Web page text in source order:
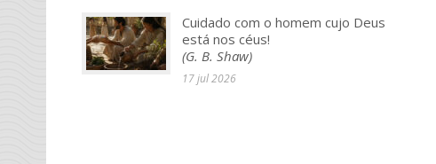
Cuidado com o homem cujo Deus
está nos céus!
(G. B. Shaw)
17 jul 2026